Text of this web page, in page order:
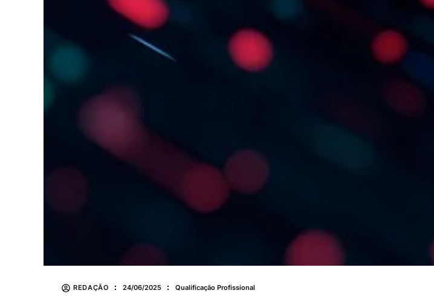
REDAÇÃO 24/06/2025 Qualificação Profissional